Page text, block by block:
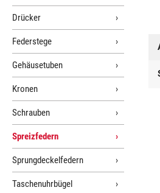
Drücker
Federstege
Gehäusetuben
Kronen
Schrauben
Spreizfedern
Sprungdeckelfedern
Taschenuhrbügel